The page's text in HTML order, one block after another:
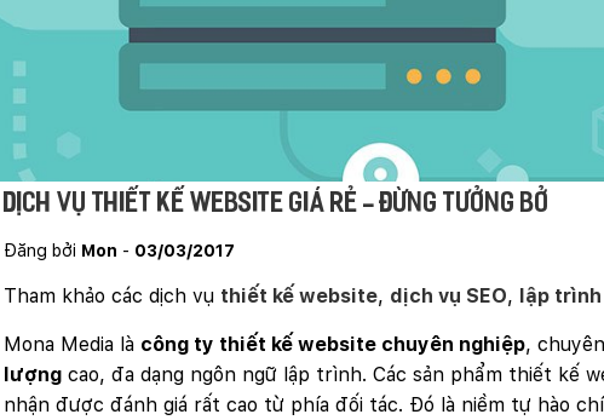
Dịch vụ thiết kế website giá rẻ - Đừng tưởng bở
Đăng bởi Mon - 03/03/2017
Tham khảo các dịch vụ thiết kế website, dịch vụ SEO, lập
Mona Media là công ty thiết kế website chuyên nghiệp,
lượngcao, đa dạng ngôn ngữ lập trình. Các sản phẩm thiết kế
nhận được đánh giá rất cao từ phía đối tác. Đó là niềm tự hào